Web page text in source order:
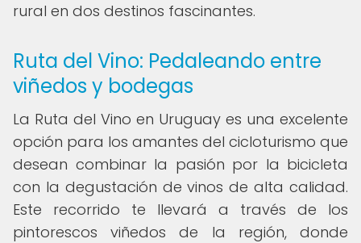
rural en dos destinos fascinantes.
Ruta del Vino: Pedaleando entre
viñedos y bodegas
La Ruta del Vino en Uruguay es una excelente
opción para los amantes del cicloturismo que
desean combinar la pasión por la bicicleta
con la degustación de vinos de alta calidad.
Este recorrido te llevará a través de los
pintorescos viñedos de la región, donde